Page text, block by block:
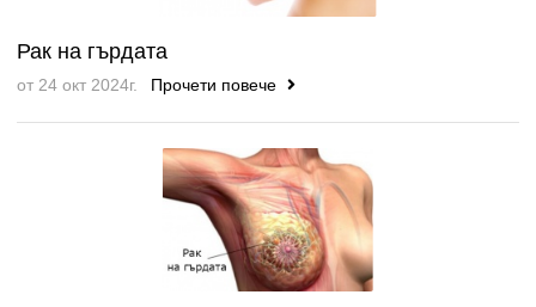
Рак на гърдата
от 24 окт 2024г. Прочети повече